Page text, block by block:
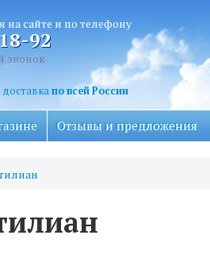
сайте и по телефону
92
звонок
доставкапо всей России
Отзывы и предложения